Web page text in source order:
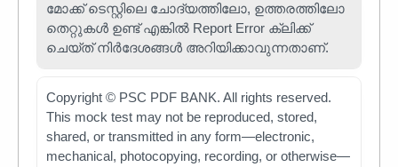
മോക്ക് ടെസ്റ്റിലെ ചോദ്യത്തിലോ, ഉത്തരത്തിലോ
തെറ്റുകൾ ഉണ്ട് എങ്കിൽ Report Error ക്ലിക്ക്
ചെയ്ത് നിർദേശങ്ങൾ അറിയിക്കാവുന്നതാണ്.
Copyright © PSC PDF BANK. All rights reserved.
This mock test may not be reproduced, stored,
shared, or transmitted in any form—electronic,
mechanical, photocopying, recording, or otherwise—